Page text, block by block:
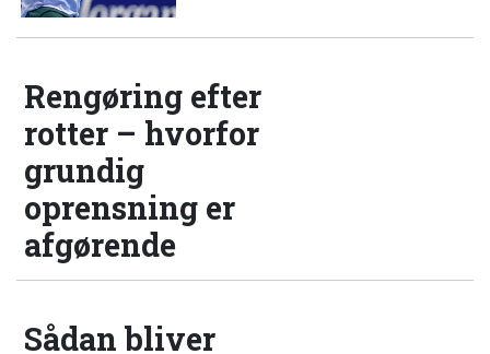
Rengøring efter
rotter – hvorfor
grundig
oprensning er
afgørende
Sådan bliver